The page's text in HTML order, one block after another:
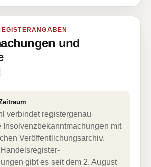
und
verbindet registergenau
Insolvenzbekanntmachungen mit
Veröffentlichungsarchiv.
gibt es seit dem 2. August